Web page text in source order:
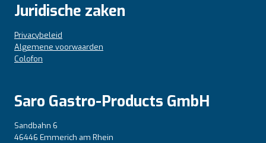
Juridische zaken
Privacybeleid
Algemene voorwaarden
Colofon
Saro Gastro-Products GmbH
Sandbahn 6
46446 Emmerich am Rhein